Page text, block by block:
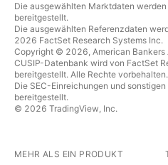
Die ausgewählten Marktdaten werden
bereitgestellt.
Die ausgewählten Referenzdaten
2026 FactSet Research Systems Inc.
Copyright © 2026, American Bankers
CUSIP-Datenbank wird von FactSet
bereitgestellt. Alle Rechte vorbehalten.
Die SEC-Einreichungen und
bereitgestellt.
© 2026 TradingView, Inc.
MEHR ALS EIN PRODUKT